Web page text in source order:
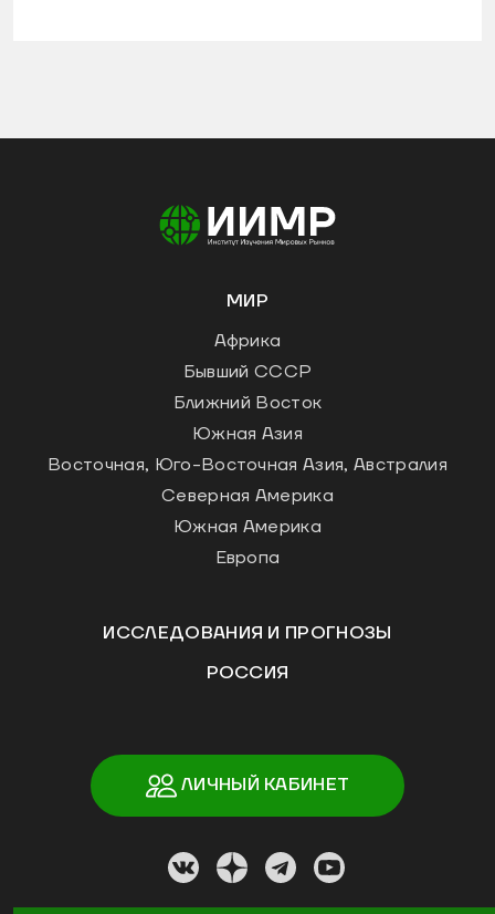
МИР
Африка
Бывший СССР
Ближний Восток
Южная Азия
Восточная, Юго-Восточная Азия, Австралия
Северная Америка
Южная Америка
Европа
ИССЛЕДОВАНИЯ И ПРОГНОЗЫ
РОССИЯ
ЛИЧНЫЙ КАБИНЕТ